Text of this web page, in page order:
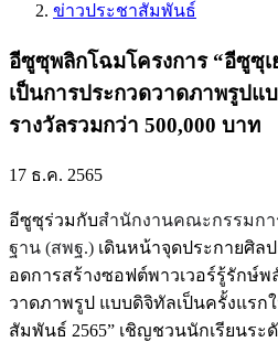
ข่าวประชาสัมพันธ์
อีซูซุพลิกโฉมโครงการ “อีซูซุ
เป็นการประกวดวาดภาพรูปแ
รางวัลรวมกว่า 500,000 บาท
17 ธ.ค. 2565
อีซูซุร่วมกับสำนักงานคณะกรรมก
ฐาน (สพฐ.) เดินหน้าจุดประกายศิล
อดการสร้างซอฟต์พาวเวอร์รู้รักษ์พ
วาดภาพรูป แบบดิจิทัลเป็นครั้งแรก
สัมพันธ์ 2565” เชิญชวนนักเรียนร